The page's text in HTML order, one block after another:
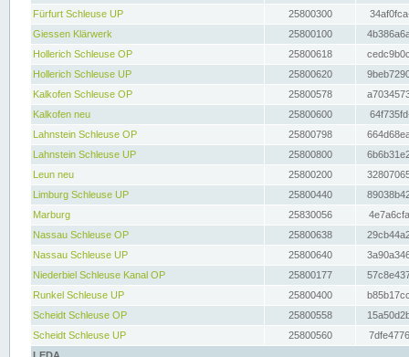
Fürfurt Schleuse UP
25800300
Giessen Klärwerk
25800100
Hollerich Schleuse OP
25800618
Hollerich Schleuse UP
25800620
Kalkofen Schleuse OP
25800578
Kalkofen neu
25800600
Lahnstein Schleuse OP
25800798
Lahnstein Schleuse UP
25800800
Leun neu
25800200
Limburg Schleuse UP
25800440
Marburg
25830056
Nassau Schleuse OP
25800638
Nassau Schleuse UP
25800640
Niederbiel Schleuse Kanal OP
25800177
Runkel Schleuse UP
25800400
Scheidt Schleuse OP
25800558
Scheidt Schleuse UP
25800560